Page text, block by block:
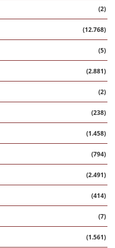
(2)
(12.768)
(5)
(2.881)
(2)
(238)
(1.458)
(794)
(2.491)
(414)
(7)
(1.561)